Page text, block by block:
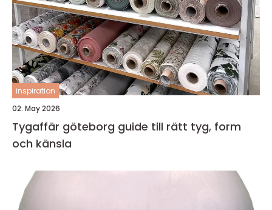
inspiration
02. May 2026
Tygaffär göteborg guide till rätt tyg, form
och känsla